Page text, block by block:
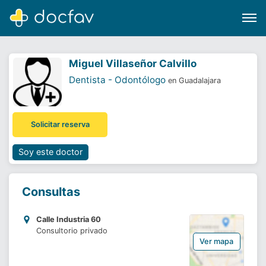
Software para clínicas
¿Eres un doctor?
Miguel Villaseñor Calvillo
Dentista - Odontólogo en Guadalajara
Solicitar reserva
Soy este doctor
Consultas
Calle Industria 60
Consultorio privado
Ver mapa